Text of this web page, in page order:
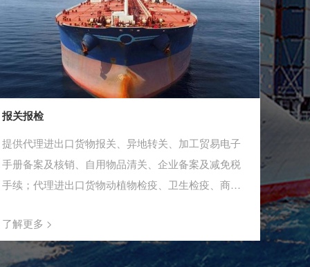
报关报检
提供代理进出口货物报关、异地转关、加工贸易电子
手册备案及核销、自用物品清关、企业备案及减免税
手续；代理进出口货物动植物检疫、卫生检疫、商检
了解更多 >